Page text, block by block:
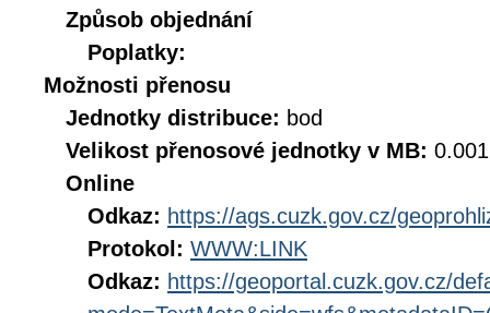
Způsob objednání
Poplatky:
Možnosti přenosu
Jednotky distribuce: bod
Velikost přenosové jednotky v MB: 0.001
Online
Odkaz: https://ags.cuzk.gov.cz/
Protokol: WWW:LINK
Odkaz: https://geoportal.cuzk.gov.cz/